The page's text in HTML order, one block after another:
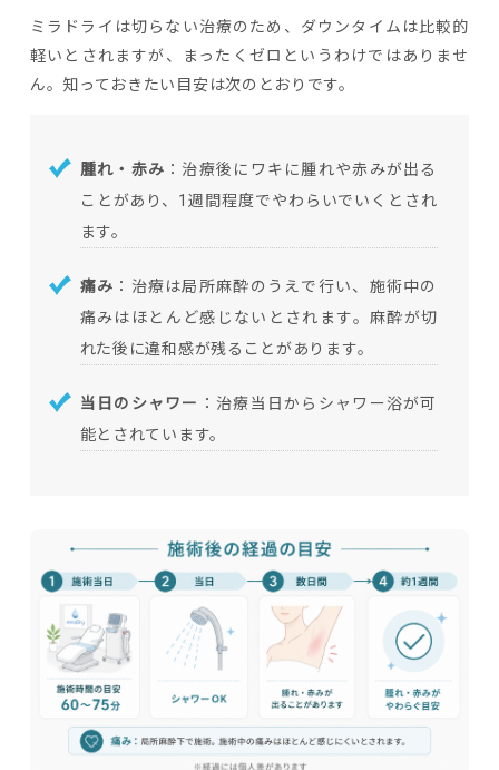
ミラドライは切らない治療のため、ダウンタイムは比較的
軽いとされますが、まったくゼロというわけではありませ
ん。知っておきたい目安は次のとおりです。
腫れ・赤み ：治療後にワキに腫れや赤みが出る
ことがあり、1週間程度でやわらいでいくとされ
ます。
痛み ：治療は局所麻酔のうえで行い、施術中の
痛みはほとんど感じないとされます。麻酔が切
れた後に違和感が残ることがあります。
当日のシャワー ：治療当日からシャワー浴が可
能とされています。